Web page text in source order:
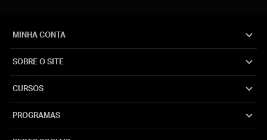
MINHA CONTA
SOBRE O SITE
CURSOS
PROGRAMAS